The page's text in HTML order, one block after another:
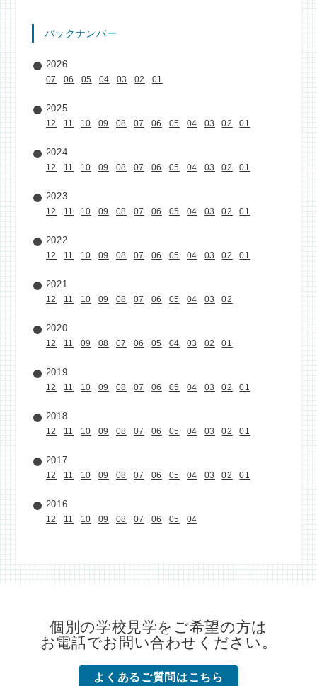
バックナンバー
2026
07 06 05 04 03 02 01
2025
12 11 10 09 08 07 06 05 04 03 02 01
2024
12 11 10 09 08 07 06 05 04 03 02 01
2023
12 11 10 09 08 07 06 05 04 03 02 01
2022
12 11 10 09 08 07 06 05 04 03 02 01
2021
12 11 10 09 08 07 06 05 04 03 02
2020
12 11 09 08 07 06 05 04 03 02 01
2019
12 11 10 09 08 07 06 05 04 03 02 01
2018
12 11 10 09 08 07 06 05 04 03 02 01
2017
12 11 10 09 08 07 06 05 04 03 02 01
2016
12 11 10 09 08 07 06 05 04
個別の学校見学をご希望の方は
お電話でお問い合わせください。
よくあるご質問はこちら